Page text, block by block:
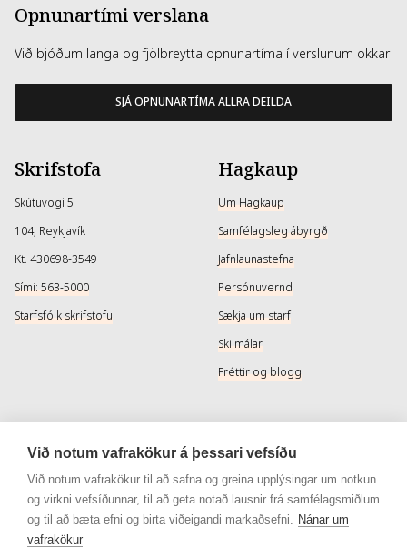
Opnunartími verslana
Við bjóðum langa og fjölbreytta opnunartíma í verslunum okkar
SJÁ OPNUNARTÍMA ALLRA DEILDA
Skrifstofa
Skútuvogi 5
104, Reykjavík
Kt. 430698-3549
Sími: 563-5000
Starfsfólk skrifstofu
Hagkaup
Um Hagkaup
Samfélagsleg ábyrgð
Jafnlaunastefna
Persónuvernd
Sækja um starf
Skilmálar
Fréttir og blogg
Þjónusta
Afhendingarmöguleikar
Skilareglur
Algengar spurningar
Samfélagsmiðlar
Instagram
Instagram - Snyrtivara
Við notum vafrakökur á þessari vefsíðu
Við notum vafrakökur til að safna og greina upplýsingar um notkun
og virkni vefsíðunnar, til að geta notað lausnir frá samfélagsmiðlum
og til að bæta efni og birta viðeigandi markaðsefni. Nánar um
vafrakökur